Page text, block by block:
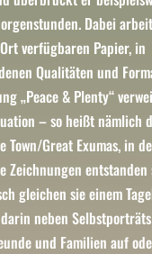
Dabei
verfügbaren Papier, in
Qualitäten und
„Peace & Plenty“
– so heißt nämlich
Town/Great Exumas, in
Zeichnungen entstanden
gleichen sie einem
neben
und Familien auf